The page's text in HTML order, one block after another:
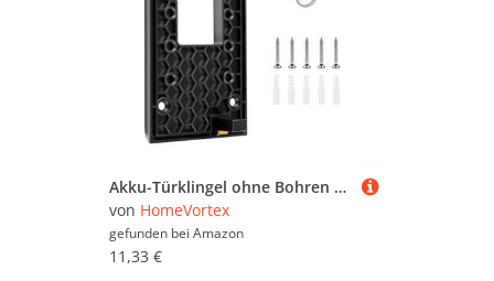
Akku-Türklingel ohne Bohren Halterung für Ring-Türklingel 2024 Release mit Pad und Entfernungswerkzeug für bequemen Ladezugang
von HomeVortex
gefunden bei Amazon
11,33 €